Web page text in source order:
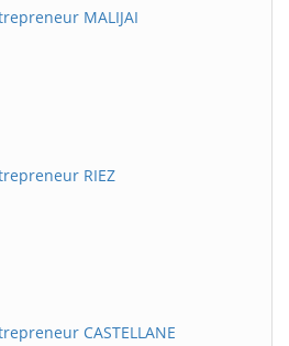
MALIJAI
RIEZ
CASTELLANE